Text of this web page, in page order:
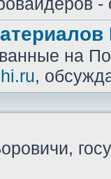
на
,